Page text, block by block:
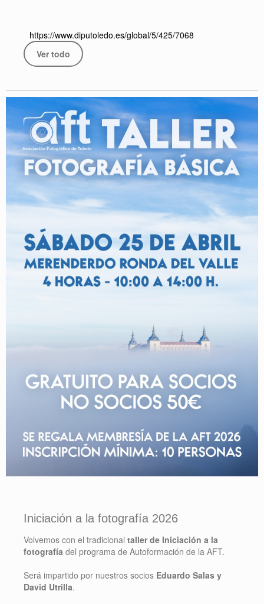
https://www.diputoledo.es/global/5/425/7068
Ver todo
Iniciación a la fotografía 2026
Volvemos con el tradicional taller de Iniciación a la
fotografía del programa de Autoformación de la AFT.
Será impartido por nuestros socios Eduardo Salas y
David Utrilla.